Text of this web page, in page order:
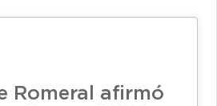
Romeral afirmó